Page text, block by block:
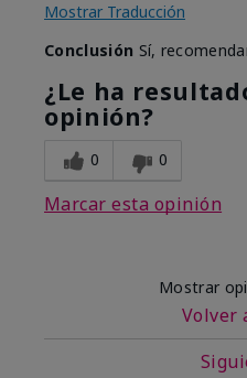
Mostrar Traducción
Conclusión Sí,
¿Le ha
opinión?
0 0
Marcar esta opinión
Mostrar
Volver